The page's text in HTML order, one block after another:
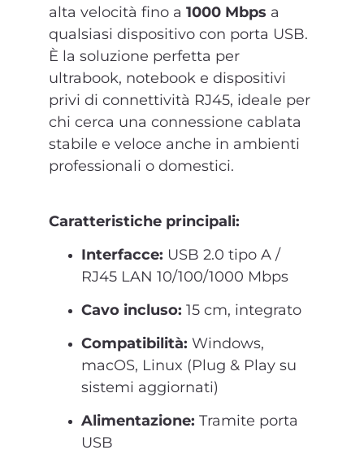
alta velocità fino a 1000 Mbps a
qualsiasi dispositivo con porta USB.
È la soluzione perfetta per
ultrabook, notebook e dispositivi
privi di connettività RJ45, ideale per
chi cerca una connessione cablata
stabile e veloce anche in ambienti
professionali o domestici.
Caratteristiche principali:
Interfacce: USB 2.0 tipo A /
RJ45 LAN 10/100/1000 Mbps
Cavo incluso: 15 cm, integrato
Compatibilità: Windows,
macOS, Linux (Plug & Play su
sistemi aggiornati)
Alimentazione: Tramite porta
USB